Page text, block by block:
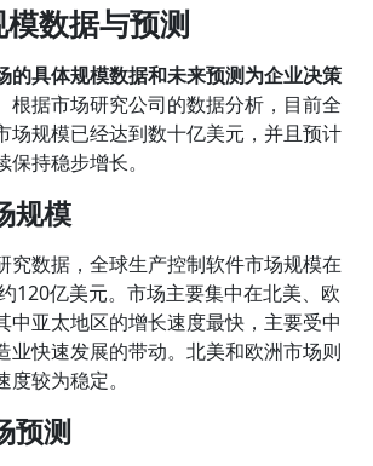
数据与预测
的具体规模数据和未来预测为企业决策
根据市场研究公司的数据分析，目前全
场规模已经达到数十亿美元，并且预计
持稳步增长。
规模
究数据，全球生产控制软件市场规模在
120亿美元。市场主要集中在北美、欧
中亚太地区的增长速度最快，主要受中
业快速发展的带动。北美和欧洲市场则
较为稳定。
预测